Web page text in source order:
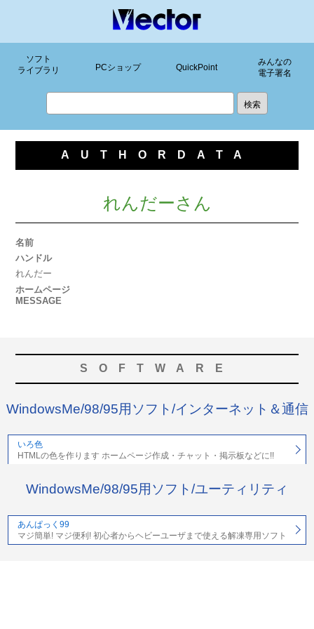
ソフト
ライブラリ
PCショップ QuickPoint
みんなの
電子署名
AUTHORDATA
れんだーさん
名前
ハンドル
れんだー
ホームページ
MESSAGE
SOFTWARE
WindowsMe/98/95用ソフト/インターネット＆通信
いろ色
HTMLの色を作ります ホームページ作成・チャット・掲示板などに!!
WindowsMe/98/95用ソフト/ユーティリティ
あんぱっく99
マジ簡単! マジ便利! 初心者からヘビーユーザまで使える解凍専用ソフト